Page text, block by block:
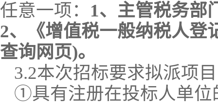
任意一项： 1、主管税务部
2、《增值税一般纳税人登
查询网页)。
3.2本次招标要求拟派项
①具有注册在投标人单